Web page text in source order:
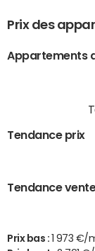
Prix des
Appartements
Tendance prix
Tendance
Prix bas : 1 973 €/